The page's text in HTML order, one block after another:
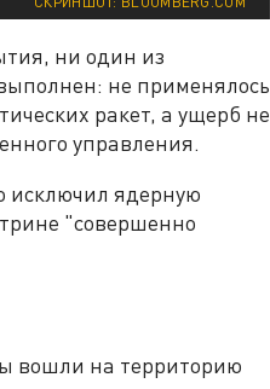
ни один из
не применялось
ракет, а ущерб не
управления.
исключил ядерную
"совершенно
вошли на территорию